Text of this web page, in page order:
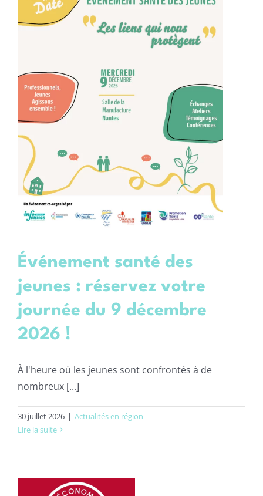
Événement santé des
jeunes : réservez votre
journée du 9 décembre
2026 !
À l'heure où les jeunes sont confrontés à de
nombreux [...]
30 juillet 2026 | Actualités en région
Lire la suite